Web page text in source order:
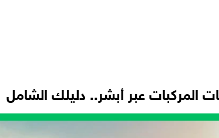
المركبات عبر أبشر.. دليلك الشامل